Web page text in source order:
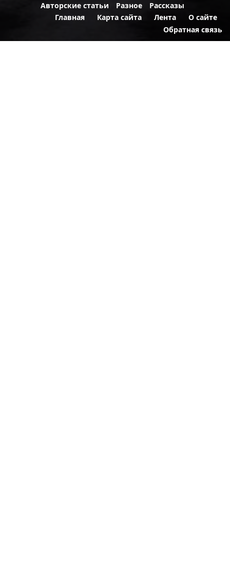
Авторские статьи
Разное
Рассказы
Главная
Карта сайта Лента
О сайте
Обратная связь